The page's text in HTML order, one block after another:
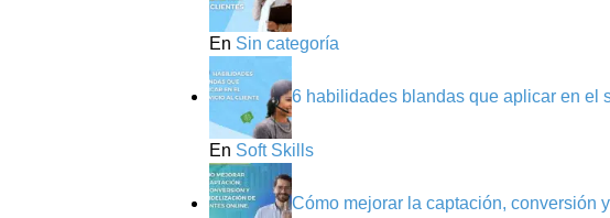
En Sin categoría
6 habilidades blandas que aplicar en el
En Soft Skills
Cómo mejorar la captación, conversión